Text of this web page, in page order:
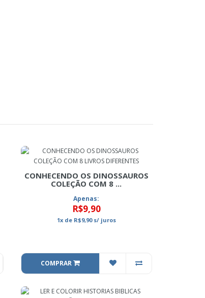
CONHECENDO OS DINOSSAUROS
COLEÇÃO COM 8 ...
Apenas:
R$9,90
1xde R$9,90s/ juros
COMPRAR